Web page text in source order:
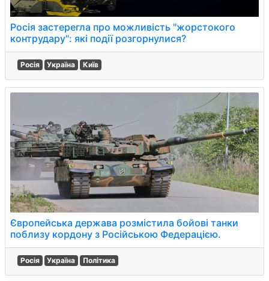
Росія застерегла про можливість "жорстокого
контрудару": які події розгорнулися?
Росія Україна Київ
Європейська держава розмістила бойові танки
поблизу кордону з Російською Федерацією.
Росія Україна Політика